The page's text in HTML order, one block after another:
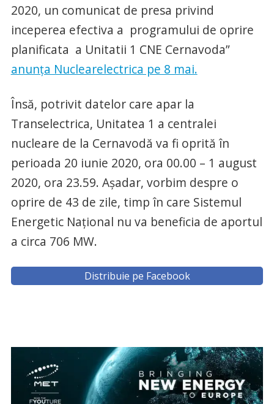
2020, un comunicat de presa privind
inceperea efectiva a programului de oprire
planificata a Unitatii 1 CNE Cernavoda”
anunța Nuclearelectrica pe 8 mai.
Însă, potrivit datelor care apar la
Transelectrica, Unitatea 1 a centralei
nucleare de la Cernavodă va fi oprită în
perioada 20 iunie 2020, ora 00.00 – 1 august
2020, ora 23.59. Așadar, vorbim despre o
oprire de 43 de zile, timp în care Sistemul
Energetic Național nu va beneficia de aportul
a circa 706 MW.
Distribuie pe Facebook